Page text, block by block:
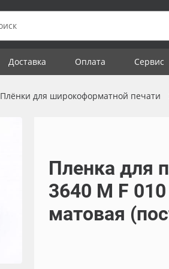
Доставка Оплата Сервис
Плёнки для широкоформатной печати
Пленка для
3640 M F
матовая